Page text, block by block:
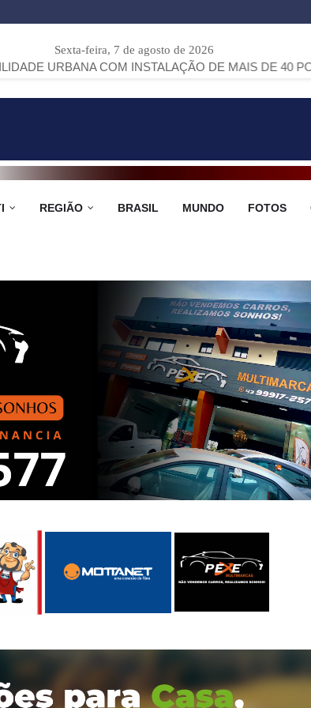
Sexta-feira, 7 de agosto de 2026
COM INSTALAÇÃO DE MAIS DE 40 PONTOS DE
REGIÃO BRASIL MUNDO FOTOS